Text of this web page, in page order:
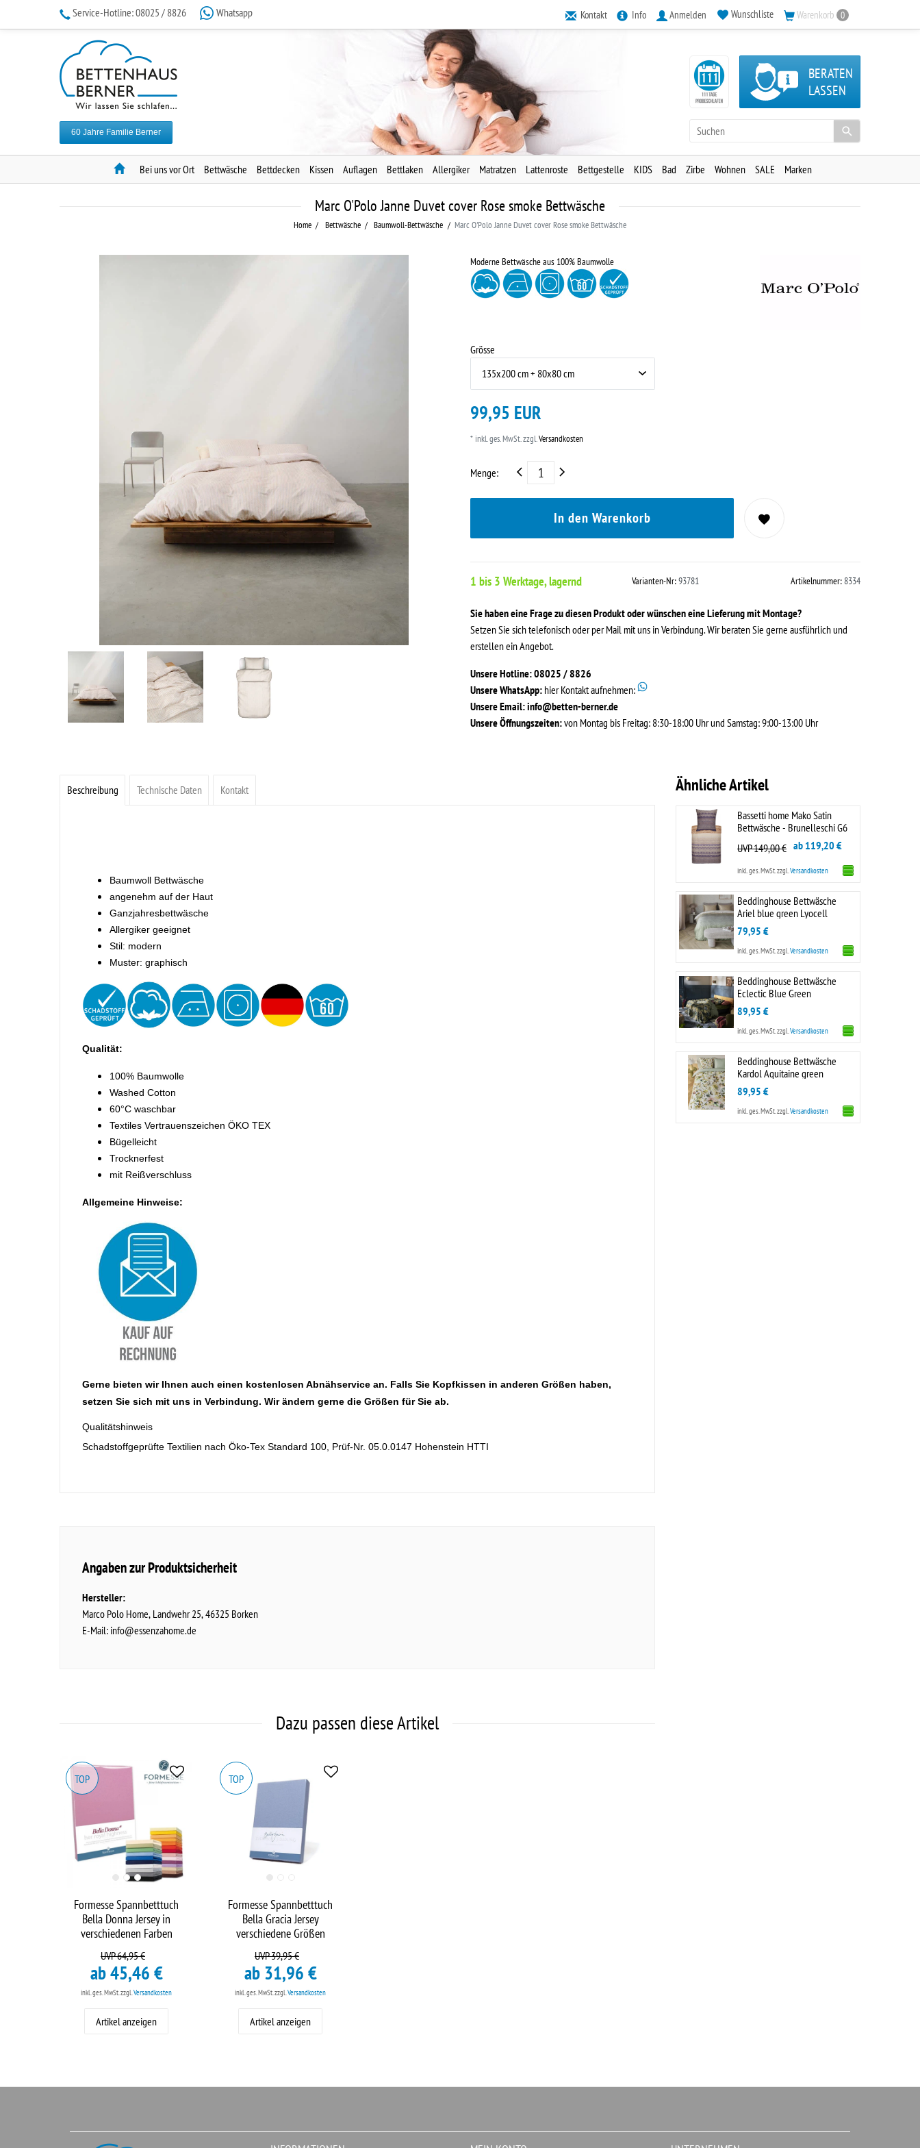
Service-Hotline:08025 / 8826 Whatsapp Kontakt Info Anmelden Wunschliste Warenkorb 0
60 Jahre Familie Berner
BERATEN
LASSEN
HomeBei uns vor Ort Bettwäsche Bettdecken Kissen Auflagen Bettlaken Allergiker Matratzen Lattenroste Bettgestelle KIDS Bad Zirbe Wohnen SALE Marken
Marc O'Polo Janne Duvet cover Rose smoke Bettwäsche
Home Bettwäsche Baumwoll-Bettwäsche Marc O'Polo Janne Duvet cover Rose smoke Bettwäsche
Moderne Bettwäsche aus 100% Baumwolle
Grösse
99,95 EUR
* inkl. ges. MwSt. zzgl.Versandkosten
Menge:
In den Warenkorb
1 bis 3 Werktage, lagernd Varianten-Nr:93781 Artikelnummer:8334
Sie haben eine Frage zu diesen Produkt oder wünschen eine Lieferung mit Montage?
Setzen Sie sich telefonisch oder per Mail mit uns in Verbindung. Wir beraten Sie gerne ausführlich und
erstellen ein Angebot.
Unsere Hotline: 08025 / 8826
Unsere WhatsApp: hier Kontakt aufnehmen:
Unsere Email:info@betten-berner.de
Unsere Öffnungszeiten:von Montag bis Freitag: 8:30-18:00 Uhr und Samstag: 9:00-13:00 Uhr
Beschreibung Technische Daten Kontakt
Baumwoll Bettwäsche
angenehm auf der Haut
Ganzjahresbettwäsche
Allergiker geeignet
Stil: modern
Muster: graphisch
Qualität:
100% Baumwolle
Washed Cotton
60°C waschbar
Textiles Vertrauenszeichen ÖKO TEX
Bügelleicht
Trocknerfest
mit Reißverschluss
Allgemeine Hinweise:
Gerne bieten wir Ihnen auch einen kostenlosen Abnähservice an. Falls Sie Kopfkissen in anderen Größen haben,
setzen Sie sich mit uns in Verbindung. Wir ändern gerne die Größen für Sie ab.
Qualitätshinweis
Schadstoffgeprüfte Textilien nach Öko-Tex Standard 100, Prüf-Nr. 05.0.0147 Hohenstein HTTI
Angaben zur Produktsicherheit
Hersteller:
Marco Polo Home Landwehr25 46325 Borken
E-Mail: info@essenzahome.de
Dazu passen diese Artikel
TOP
Formesse Spannbetttuch
Bella Donna Jersey in
verschiedenen Farben
UVP 64,95 €
ab 45,46 €
inkl. ges. MwSt.zzgl.Versandkosten
Artikel anzeigen
TOP
Formesse Spannbetttuch
Bella Gracia Jersey
verschiedene Größen
UVP 39,95 €
ab 31,96 €
inkl. ges. MwSt.zzgl.Versandkosten
Artikel anzeigen
Ähnliche Artikel
Bassetti home Mako Satin
Bettwäsche - Brunelleschi G6
UVP 149,00 € ab 119,20 €
inkl. ges. MwSt.zzgl.Versandkosten
Beddinghouse Bettwäsche
Ariel blue green Lyocell
79,95 €
inkl. ges. MwSt.zzgl.Versandkosten
Beddinghouse Bettwäsche
Eclectic Blue Green
89,95 €
inkl. ges. MwSt.zzgl.Versandkosten
Beddinghouse Bettwäsche
Kardol Aquitaine green
89,95 €
inkl. ges. MwSt.zzgl.Versandkosten